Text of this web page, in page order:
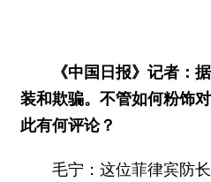
《中国日报》记者：
装和欺骗。不管如何粉饰
此有何评论？
毛宁：这位菲律宾防